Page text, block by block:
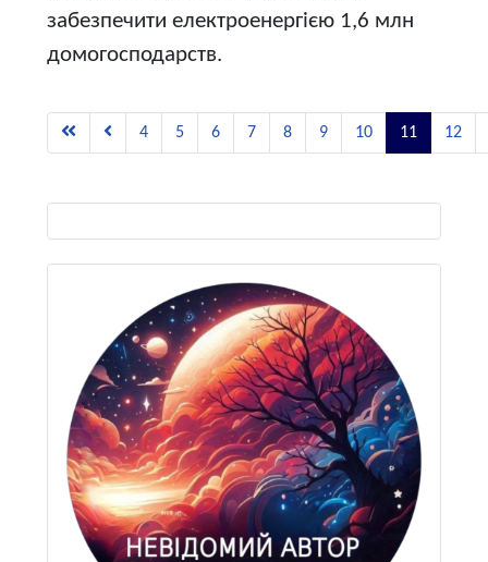
забезпечити електроенергією 1,6 млн
домогосподарств.
4 5 6 7 8 9 10 11 12
Виберіть свою мову